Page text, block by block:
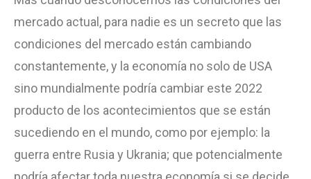
mercado actual, para nadie es un secreto que las
condiciones del mercado están cambiando
constantemente, y la economía no solo de USA
sino mundialmente podría cambiar este 2022
producto de los acontecimientos que se están
sucediendo en el mundo, como por ejemplo: la
guerra entre Rusia y Ukrania; que potencialmente